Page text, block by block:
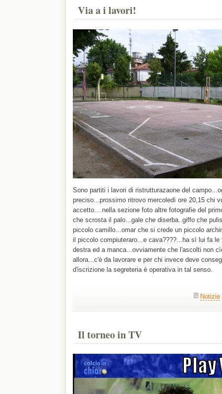
Via a i lavori!
Sono partiti i lavori di ristrutturazaone del
preciso...prossimo ritrovo mercoledì ore 20,15 chi
accetto....nella sezione foto altre fotografie del
che scrosta il palo...gale che diserba..giffo che
piccolo camillo...omar che si crede un piccolo
il piccolo compiuteraro...e cava????...ha sì lui fa
destra ed a manca...ovviamente che l'ascolti non
allora...c'è da lavorare e per chi invece deve
d'iscrizione la segreteria è operativa in tal senso.
Notizie
Il torneo in TV